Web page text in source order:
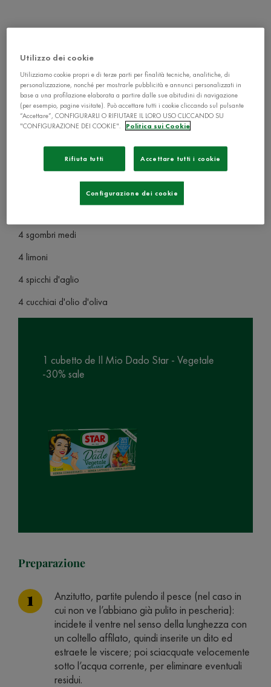
Ingredienti
2 carote
2 zucchine
2 patate
4 foglie d’alloro
4 rametti di rosmarino
4 sgombri medi
4 limoni
4 spicchi d'aglio
4 cucchiai d'olio d'oliva
1 cubetto de Il Mio Dado Star - Vegetale
-30% sale
Preparazione
Anzitutto, partite pulendo il pesce (nel caso in
cui non ve l’abbiano già pulito in pescheria):
incidete il ventre nel senso della lunghezza con
un coltello affilato, quindi inserite un dito ed
estraete le viscere; poi sciacquate velocemente
sotto l’acqua corrente, per eliminare eventuali
residui.
Utilizzo dei cookie
Utilizziamo cookie propri e di terze parti per finalità tecniche, analitiche, di
personalizzazione, nonché per mostrarle pubblicità e annunci personalizzati in
base a una profilazione elaborata a partire dalle sue abitudini di navigazione
(per esempio, pagine visitate). Può accettare tutti i cookie cliccando sul pulsante
“Accettare”, CONFIGURARLI O RIFIUTARE IL LORO USO CLICCANDO SU
"CONFIGURAZIONE DEI COOKIE".
Politica sui Cookie
Rifiuta tutti Accettare tutti i cookie
Configurazione dei cookie